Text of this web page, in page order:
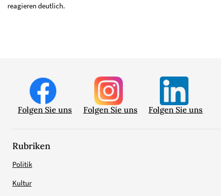
reagieren deutlich.
Folgen Sie uns Folgen Sie uns Folgen Sie uns
Rubriken
Politik
Kultur